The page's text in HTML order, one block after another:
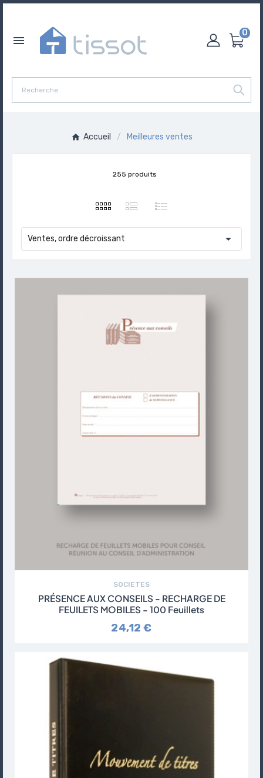

0
Accueil Meilleures ventes
255 produits
Ventes, ordre décroissant 
SOCIETES
PRÉSENCE AUX CONSEILS - RECHARGE DE
FEUILETS MOBILES - 100 Feuillets
24,12 €